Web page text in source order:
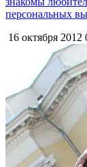
персональных
16 октября 2012